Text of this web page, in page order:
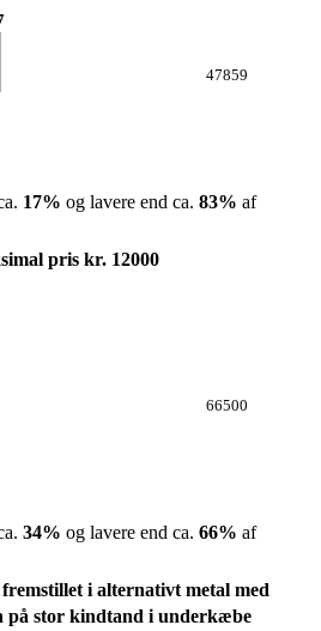
47859
17% og lavere end ca. 83% af
pris kr. 12000
66500
34% og lavere end ca. 66% af
i alternativt metal med
stor kindtand i underkæbe